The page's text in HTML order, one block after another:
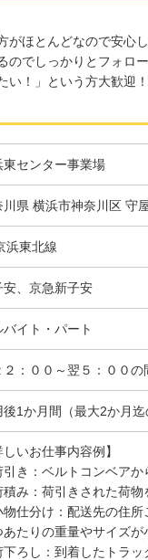
がほとんどなので安心
のでしっかりとフォロー
い！」という方大歓迎
東センター事業場
川県 横浜市神奈川区
浜東北線
安、京急新子安
バイト・パート
：００～翌５：００の
後1か月間（最大2か月迄
しいお仕事内容例】
引き：ベルトコンベア
積み：荷引きされた荷
物仕分け：配送先の住
あたりの重量やサイズ
下ろし：到着したトラ